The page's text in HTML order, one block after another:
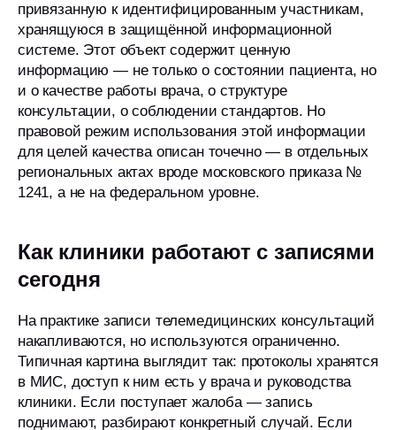
привязанную к идентифицированным участникам,
хранящуюся в защищённой информационной
системе. Этот объект содержит ценную
информацию — не только о состоянии пациента, но
и о качестве работы врача, о структуре
консультации, о соблюдении стандартов. Но
правовой режим использования этой информации
для целей качества описан точечно — в отдельных
региональных актах вроде московского приказа №
1241, а не на федеральном уровне.
Как клиники работают с записями
сегодня
На практике записи телемедицинских консультаций
накапливаются, но используются ограниченно.
Типичная картина выглядит так: протоколы хранятся
в МИС, доступ к ним есть у врача и руководства
клиники. Если поступает жалоба — запись
поднимают, разбирают конкретный случай. Если